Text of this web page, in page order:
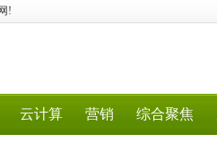
!
云计算 营销 综合聚焦